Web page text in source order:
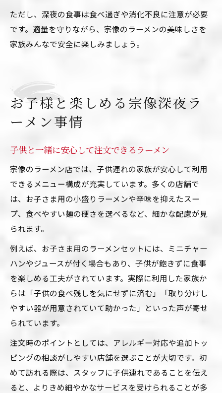
ただし、深夜の食事は食べ過ぎや消化不良に注意が必要
です。適量を守りながら、宗像のラーメンの美味しさを
家族みんなで安全に楽しみましょう。
お子様と楽しめる宗像深夜ラ
ーメン事情
子供と一緒に安心して注文できるラーメン
宗像のラーメン店では、子供連れの家族が安心して利用
できるメニュー構成が充実しています。多くの店舗で
は、お子さま用の小盛りラーメンや辛味を抑えたスー
プ、食べやすい麺の硬さを選べるなど、細かな配慮が見
られます。
例えば、お子さま用のラーメンセットには、ミニチャー
ハンやジュースが付く場合もあり、子供が飽きずに食事
を楽しめる工夫がされています。実際に利用した家族か
らは「子供の食べ残しを気にせずに済む」「取り分けし
やすい器が用意されていて助かった」といった声が寄せ
られています。
注文時のポイントとしては、アレルギー対応や追加トッ
ピングの相談がしやすい店舗を選ぶことが大切です。初
めて訪れる際は、スタッフに子供連れであることを伝え
ると、よりきめ細やかなサービスを受けられることが多